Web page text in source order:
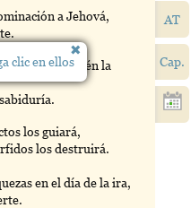
AT
Cap.
a Jehová,
viene también la
los guiará,
los destruirá.
en el día de la ira,
clic en ellos